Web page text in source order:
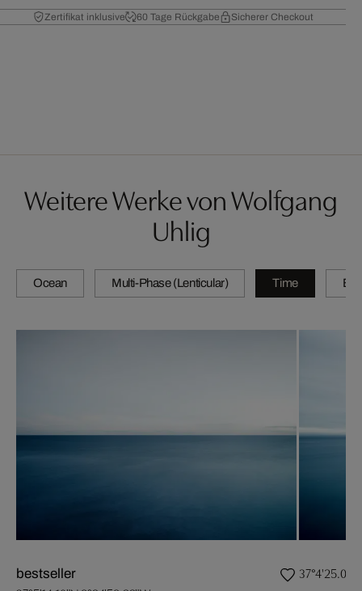
Zertifikat inklusive 60 Tage Rückgabe Sicherer Checkout
Weitere Werke von Wolfgang
Uhlig
Ocean Multi-Phase (Lenticular) Time By
bestseller